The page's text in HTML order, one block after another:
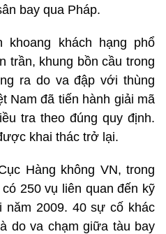
bay qua Pháp.
khoang khách hạng phổ
trần, khung bồn cầu trong
ra do va đập với thùng
Nam đã tiến hành giải mã
tra theo đúng quy định.
khai thác trở lại.
Hàng không VN, trong
250 vụ liên quan đến kỹ
năm 2009. 40 sự cố khác
do va chạm giữa tàu bay